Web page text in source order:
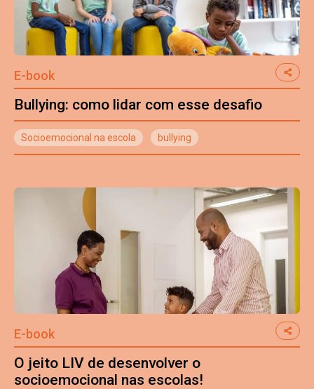
E-book
Bullying: como lidar com esse desafio
Socioemocional na escola bullying
E-book
O jeito LIV de desenvolver o
socioemocional nas escolas!